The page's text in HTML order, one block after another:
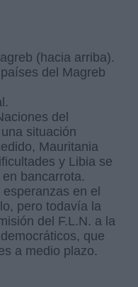
(hacia arriba).
del Magreb
del
situación
Mauritania
y Libia se
bancarrota.
en el
pero todavía la
del F.L.N. a la
que
a medio plazo.